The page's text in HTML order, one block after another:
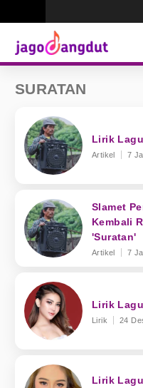
SURATAN
Lirik
Artikel 7
Slamet
Kembali
'Suratan'
Artikel 7
Lirik
Lirik 24
Lirik